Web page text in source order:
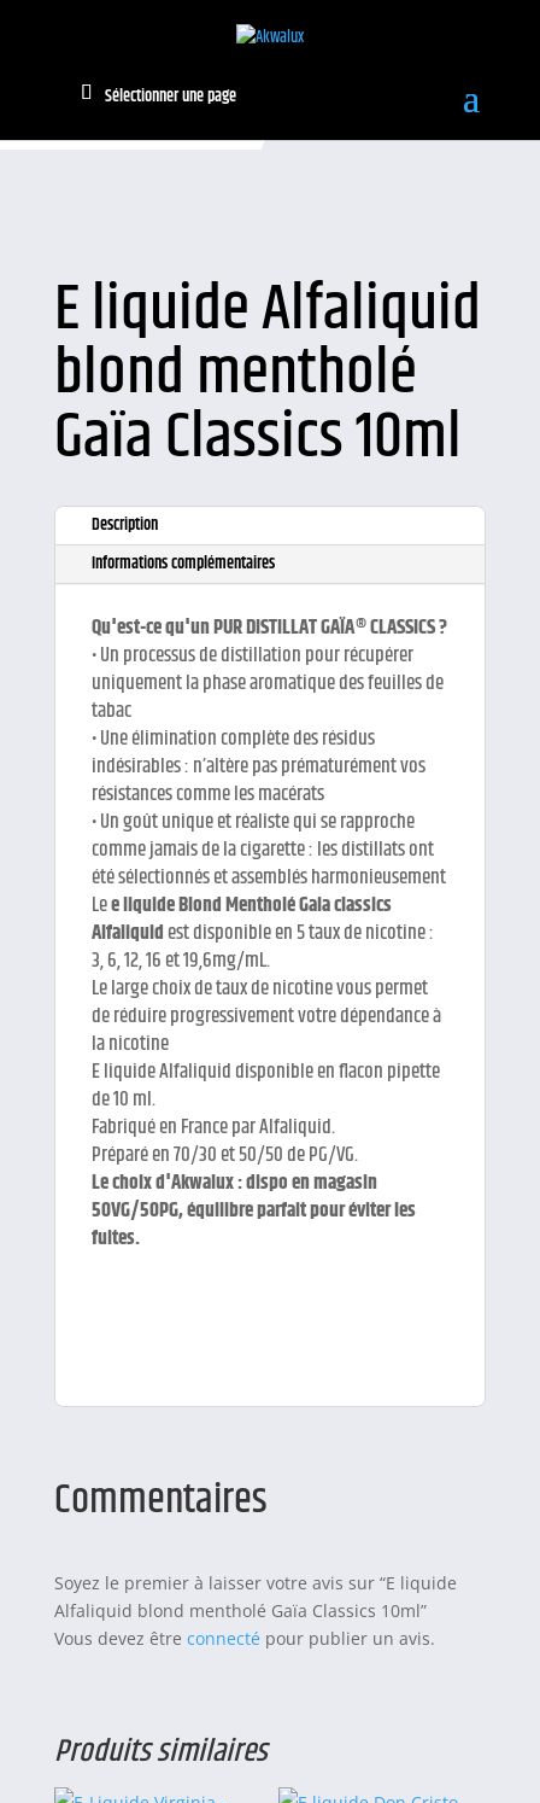
Sélectionner une page
E liquide Alfaliquid
blond mentholé
Gaïa Classics 10ml
Description
Informations complémentaires
Qu'est-ce qu'un PUR DISTILLAT GAÏA® CLASSICS ?
• Un processus de distillation pour récupérer
uniquement la phase aromatique des feuilles de
tabac
• Une élimination complète des résidus
indésirables : n’altère pas prématurément vos
résistances comme les macérats
• Un goût unique et réaliste qui se rapproche
comme jamais de la cigarette : les distillats ont
été sélectionnés et assemblés harmonieusement
Lee liquide Blond Mentholé Gaia classics
Alfaliquidest disponible en 5 taux de nicotine :
3, 6, 12, 16 et 19,6mg/mL.
Le large choix de taux de nicotine vous permet
de réduire progressivement votre dépendance à
la nicotine
E liquide Alfaliquid disponible en flacon pipette
de 10 ml.
Fabriqué en France par Alfaliquid.
Préparé en 70/30 et 50/50 de PG/VG.
Le choix d'Akwalux : dispo en magasin
50VG/50PG, équilibre parfait pour éviter les
fuites.
Commentaires
Soyez le premier à laisser votre avis sur “E liquide
Alfaliquid blond mentholé Gaïa Classics 10ml”
Vous devez être connecté pour publier un avis.
Produits similaires